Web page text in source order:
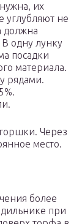
их
углубляют не
должна
одну лунку
посадки
материала.
рядами.
Через
место.
более
при